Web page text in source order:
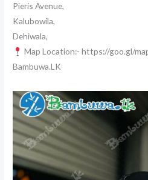
Pieris Avenue,
Kalubowila,
Dehiwala,
Map Location:- https://goo.gl/
Bambuwa.LK